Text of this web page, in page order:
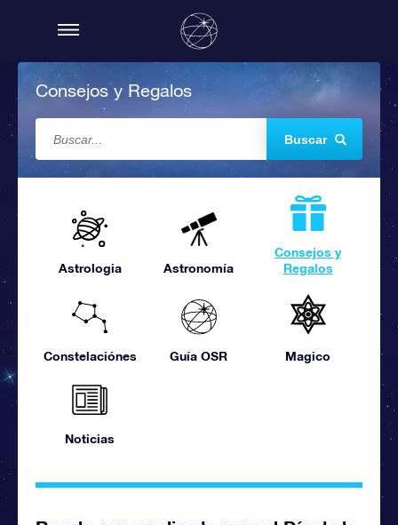
Consejos y Regalos
Buscar
Astrologia Astronomía
Consejos y
Regalos
Constelaciónes Guía OSR Magico
Noticias